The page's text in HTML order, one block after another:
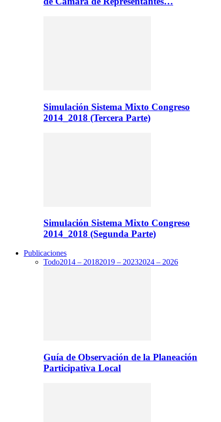
Simulación Sistema Mixto Congreso
2014_2018 (Tercera Parte)
Simulación Sistema Mixto Congreso
2014_2018 (Segunda Parte)
Publicaciones
Todo2014 – 20182019 – 20232024 – 2026
Guía de Observación de la Planeación
Participativa Local